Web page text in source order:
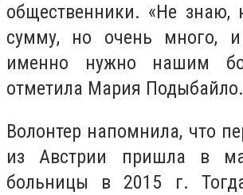
общественники. «Не знаю,
сумму, но очень много,
именно нужно нашим
отметила Мария Подыбайло.
Волонтер напомнила, что
из Австрии пришла в
больницы в 2015 г.